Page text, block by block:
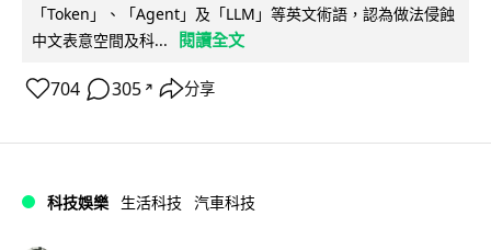
「Token」、「Agent」及「LLM」等英文術語，認為做法侵蝕
中文表意空間及科...
閱讀全文
704 305 ↗ 分享
科技娛樂 生活科技 汽車科技